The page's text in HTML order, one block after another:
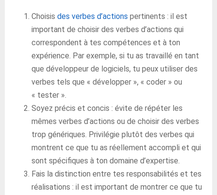
Choisis des verbes d’actions pertinents : il est
important de choisir des verbes d’actions qui
correspondent à tes compétences et à ton
expérience. Par exemple, si tu as travaillé en tant
que développeur de logiciels, tu peux utiliser des
verbes tels que « développer », « coder » ou
« tester ».
Soyez précis et concis : évite de répéter les
mêmes verbes d’actions ou de choisir des verbes
trop génériques. Privilégie plutôt des verbes qui
montrent ce que tu as réellement accompli et qui
sont spécifiques à ton domaine d’expertise.
Fais la distinction entre tes responsabilités et tes
réalisations : il est important de montrer ce que tu